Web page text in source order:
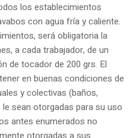
los establecimientos
con agua fría y caliente.
será obligatoria la
a cada trabajador, de un
de tocador de 200 grs. El
en buenas condiciones de
y colectivas (baños,
sean otorgadas para su uso
antes enumerados no